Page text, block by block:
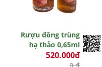
Rượu đông trùng
hạ thảo 0,65ml
520.000đ